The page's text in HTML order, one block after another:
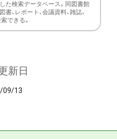
た検索データベース。同図書館
書、レポート、会議資料、雑誌、
できる。
新日
09/13